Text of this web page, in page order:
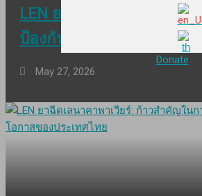
Donate
LEN ยาฉีดเลนาคาพาเวีย
ป้องกัน HIV และโอกาสของ
May 27, 2026